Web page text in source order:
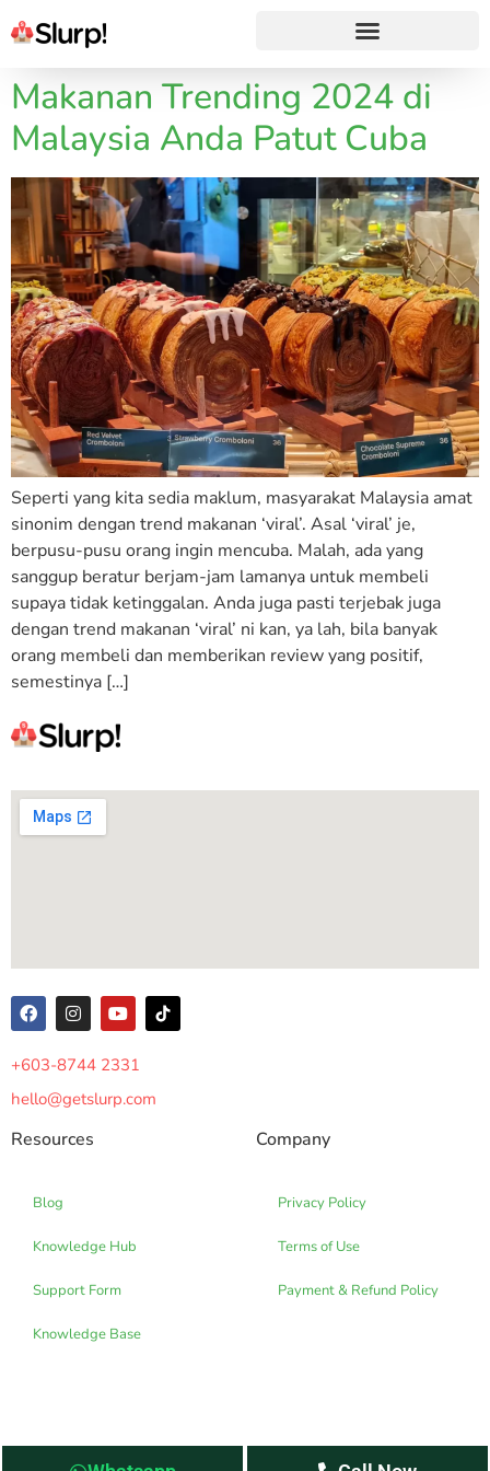
Makanan Trending 2024 di
Malaysia Anda Patut Cuba
Seperti yang kita sedia maklum, masyarakat Malaysia amat
sinonim dengan trend makanan ‘viral’. Asal ‘viral’ je,
berpusu-pusu orang ingin mencuba. Malah, ada yang
sanggup beratur berjam-jam lamanya untuk membeli
supaya tidak ketinggalan. Anda juga pasti terjebak juga
dengan trend makanan ‘viral’ ni kan, ya lah, bila banyak
orang membeli dan memberikan review yang positif,
semestinya […]
+603-8744 2331
hello@getslurp.com
Resources
Blog
Knowledge Hub
Support Form
Knowledge Base
Company
Privacy Policy
Terms of Use
Payment & Refund Policy